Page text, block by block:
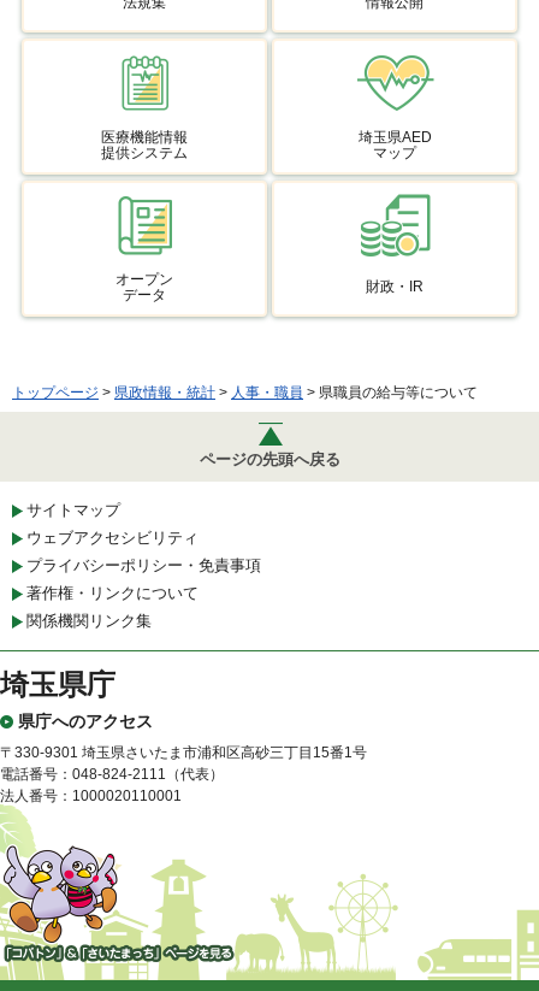
医療機能情報
提供システム
埼玉県AED
マップ
オープン
データ
財政・IR
トップページ > 県政情報・統計 > 人事・職員 > 県職員の給与等について
ページの先頭へ戻る
サイトマップ
ウェブアクセシビリティ
プライバシーポリシー・免責事項
著作権・リンクについて
関係機関リンク集
埼玉県庁
県庁へのアクセス
〒330-9301 埼玉県さいたま市浦和区高砂三丁目15番1号
電話番号：048-824-2111（代表）
法人番号：1000020110001
「コバトン」&「さいたまっ